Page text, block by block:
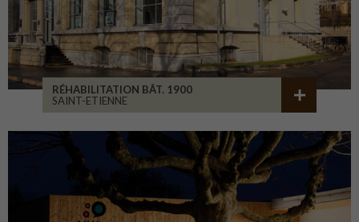
RÉHABILITATION BÂT. 1900
SAINT-ETIENNE